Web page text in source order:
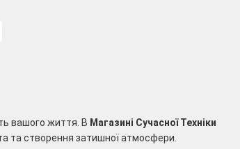
вашого життя. В Магазині Сучасної Техніки
та створення затишної атмосфери.